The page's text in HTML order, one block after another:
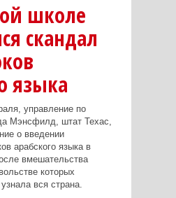
школе
скандал
языка
управление по
Мэнсфилд, штат Техас,
о введении
арабского языка в
вмешательства
которых
вся страна.